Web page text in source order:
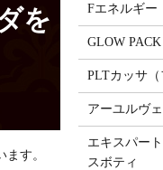
を
す。
Fエネルギー
GLOW PACK
PLTカッサ（
アーユルヴ
エキスパー
スボティ